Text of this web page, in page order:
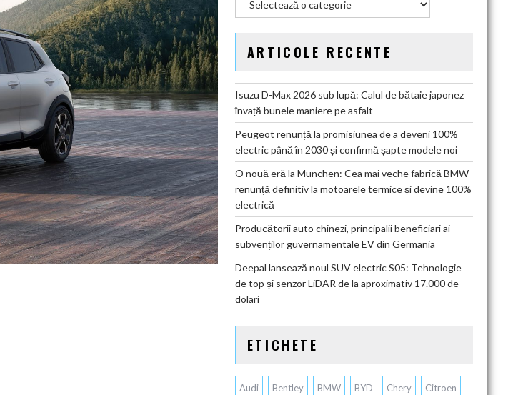
ARTICOLE RECENTE
Isuzu D-Max 2026 sub lupă: Calul de bătaie japonez
învață bunele maniere pe asfalt
Peugeot renunță la promisiunea de a deveni 100%
electric până în 2030 și confirmă șapte modele noi
O nouă eră la Munchen: Cea mai veche fabrică BMW
renunță definitiv la motoarele termice și devine 100%
electrică
Producătorii auto chinezi, principalii beneficiari ai
subvenților guvernamentale EV din Germania
Deepal lansează noul SUV electric S05: Tehnologie
de top și senzor LiDAR de la aproximativ 17.000 de
dolari
ETICHETE
Audi Bentley BMW BYD Chery Citroen